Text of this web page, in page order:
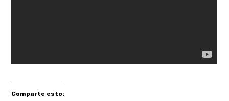
Comparte esto: